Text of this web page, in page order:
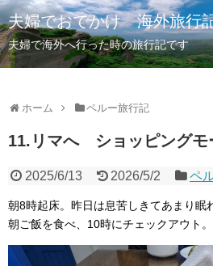
夫婦でおでかけ 海外旅行
夫婦で海外へ行った時の旅行記です
ホーム ペルー旅行記
11.リマへ ショッピング
2025/6/13 2026/5/2 ペ
朝8時起床。昨日は息苦しきてあまり眠
朝ご飯を食べ、10時にチェックアウト。